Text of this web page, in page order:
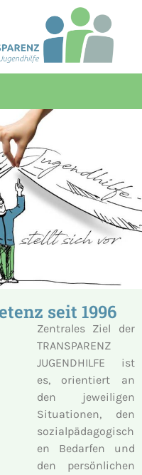
seit 1996
Zentrales Ziel der
TRANSPARENZ
JUGENDHILFE ist
es, orientiert an
den jeweiligen
Situationen, den
sozialpädagogisch
en Bedarfen und
den persönlichen